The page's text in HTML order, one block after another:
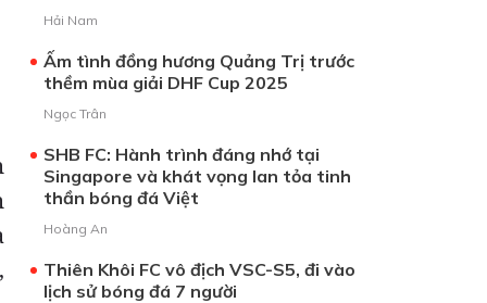
Hải Nam
Ấm tình đồng hương Quảng Trị trước
thềm mùa giải DHF Cup 2025
Ngọc Trân
SHB FC: Hành trình đáng nhớ tại
Singapore và khát vọng lan tỏa tinh
thần bóng đá Việt
Hoàng An
Thiên Khôi FC vô địch VSC-S5, đi vào
lịch sử bóng đá 7 người